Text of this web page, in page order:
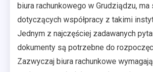
biura rachunkowego w Grudziądzu,
dotyczących współpracy z takimi
Jednym z najczęściej zadawanych
dokumenty są potrzebne do
Zazwyczaj biura rachunkowe